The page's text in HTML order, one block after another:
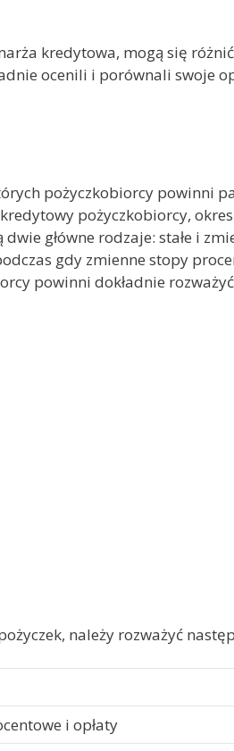
kredytowa, mogą się
ocenili i porównali swoje
pożyczkobiorcy powinni
pożyczkobiorcy,
główne rodzaje: stałe i
gdy zmienne stopy
powinni dokładnie
należy rozważyć
i opłaty